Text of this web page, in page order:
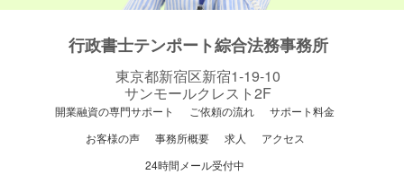
行政書士テンポート綜合法務事務所
東京都新宿区新宿1-19-10
サンモールクレスト2F
開業融資の専門サポート ご依頼の流れ
サポート料金
お客様の声
事務所概要 求人
アクセス
24時間メール受付中